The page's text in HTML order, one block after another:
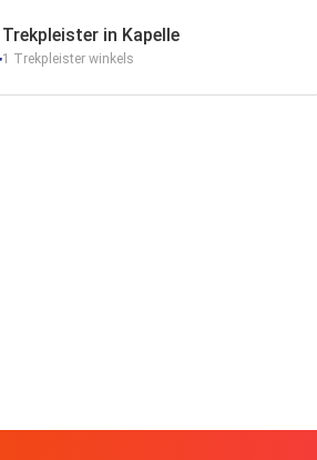
Trekpleister in Kapelle
1 Trekpleister winkels